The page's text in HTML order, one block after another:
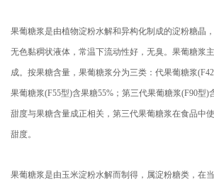
果葡糖浆是由植物淀粉水解和异构化制成的淀粉糖晶
无色黏稠状液体，常温下流动性好，无臭。果葡糖浆
成。按果糖含量，果葡糖浆分为三类：代果葡糖浆
果葡糖浆(F55型)含果糖55%；第三代果葡糖浆(F90型)
甜度与果糖含量成正相关，第三代果葡糖浆在食品中
甜度。
果葡糖浆是由玉米淀粉水解而制得，属淀粉糖类，在